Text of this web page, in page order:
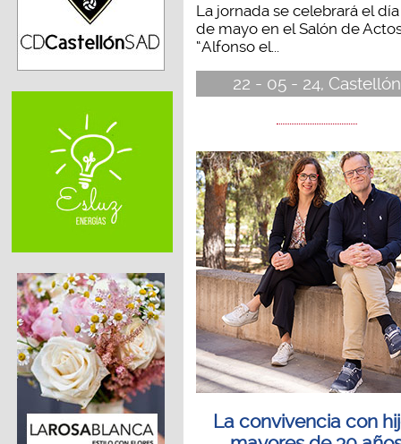
La jornada se celebrará el
de mayo en el Salón de
“Alfonso el...
22 - 05 - 24, Castellón
La convivencia con